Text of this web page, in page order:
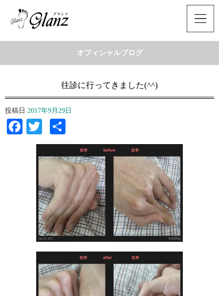
オフィシャルブログ
往診に行ってきました(^^)
投稿日 2017年9月29日
Facebook
Twitter
有